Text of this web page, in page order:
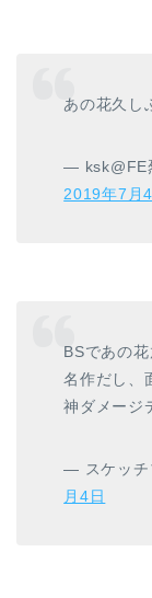
あの花久し
— ksk@FE
2019年7月
BSであの花
名作だし、
神ダメージ
— スケッチ
月4日